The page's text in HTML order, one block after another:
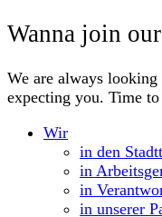
Wanna join
We are always
expecting you. Time
Wir
in den
in
in
in unserer